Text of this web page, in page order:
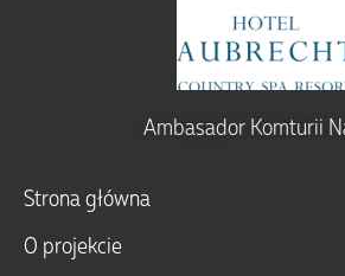
Ambasador Komturii
Strona główna
O projekcie